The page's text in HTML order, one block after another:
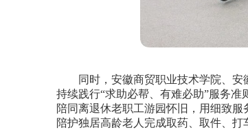
同时，安徽商贸职业技术学院、安徽
持续践行“求助必帮、有难必助”服务
陪同离退休老职工游园怀旧，用细致
陪护独居高龄老人完成取药、取件、